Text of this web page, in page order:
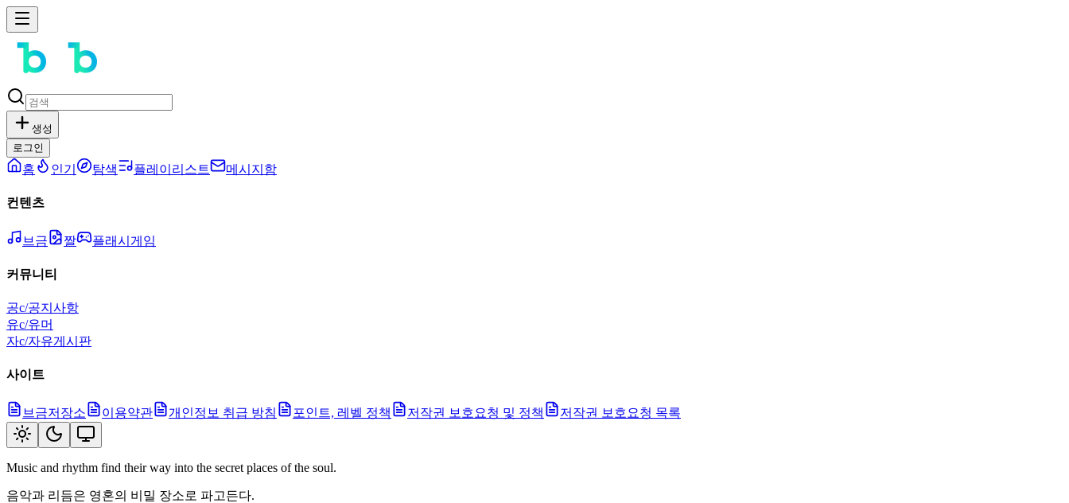
생성
로그인
홈 인기 탐색 플레이리스트 메시지함
컨텐츠
브금 짤 플래시게임
커뮤니티
공c/공지사항
유c/유머
자c/자유게시판
사이트
브금저장소 이용약관 개인정보 취급 방침 포인트, 레벨 정책 저작권 보호요청 및 정책 저작권 보호요청 목록
Music and rhythm find their way into the secret places of the soul.
음악과 리듬은 영혼의 비밀 장소로 파고든다.